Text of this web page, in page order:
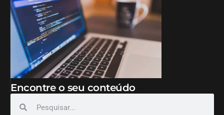
Encontre o seu conteúdo